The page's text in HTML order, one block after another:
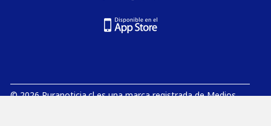
© 2026 Puranoticia.cl es una marca registrada de Medios